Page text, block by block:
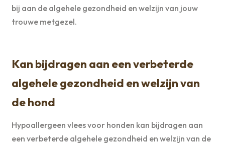
bij aan de algehele gezondheid en welzijn van jouw
trouwe metgezel.
Kan bijdragen aan een verbeterde
algehele gezondheid en welzijn van
de hond
Hypoallergeen vlees voor honden kan bijdragen aan
een verbeterde algehele gezondheid en welzijn van de